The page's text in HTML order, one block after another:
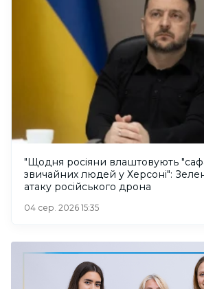
"Щодня росіяни влаштовують
звичайних людей у Херсоні":
атаку російського дрона
04 сер. 2026 15:35